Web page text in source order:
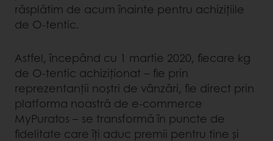
răsplătim de acum înainte pentru achizițiile
de O-tentic.
Astfel, începând cu 1 martie 2020, fiecare kg
de O-tentic achiziționat – fie prin
reprezentanții noștri de vânzări, fie direct prin
platforma noastră de e-commerce
MyPuratos – se transformă în puncte de
fidelitate care îți aduc premii pentru tine și